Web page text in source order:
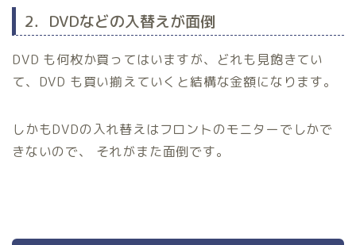
2．DVDなどの入替えが面倒
DVD も何枚か買ってはいますが、どれも見飽きてい
て、DVD も買い揃えていくと結構な金額になります。
しかもDVDの入れ替えはフロントのモニターでしかで
きないので、 それがまた面倒です。